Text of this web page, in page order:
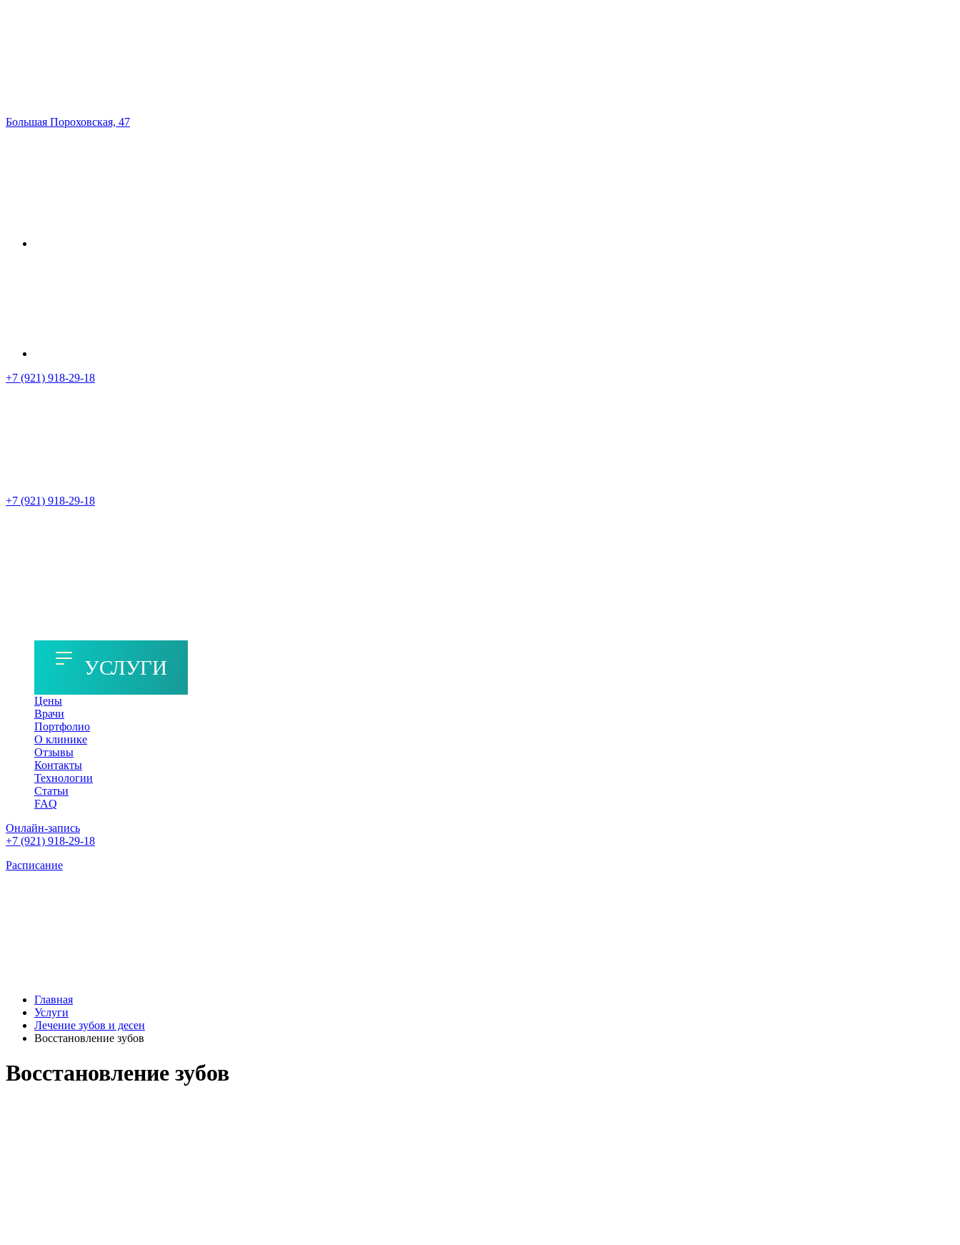
Большая Пороховская, 47
+7 (921) 918-29-18
+7 (921) 918-29-18
УСЛУГИ
Цены
Врачи
Портфолио
О клинике
Отзывы
Контакты
Технологии
Статьи
FAQ
Онлайн-запись
+7 (921) 918-29-18
Расписание
Главная
Услуги
Лечение зубов и десен
Восстановление зубов
Восстановление зубов